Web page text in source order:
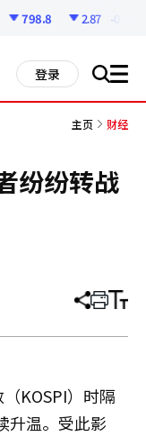
798.8 2.87 -0.36%
登录 搜 all
主页 财经
纷纷转战
分
章
打 调
小
KOSPI）时隔
升温。受此影